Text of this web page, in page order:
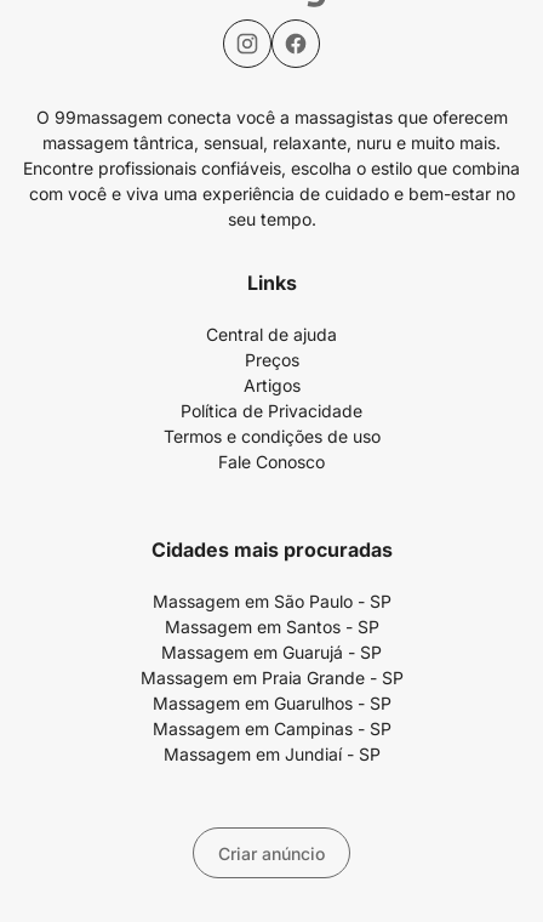
O 99massagem conecta você a massagistas que oferecem
massagem tântrica, sensual, relaxante, nuru e muito mais.
Encontre profissionais confiáveis, escolha o estilo que combina
com você e viva uma experiência de cuidado e bem-estar no
seu tempo.
Links
Central de ajuda
Preços
Artigos
Política de Privacidade
Termos e condições de uso
Fale Conosco
Cidades mais procuradas
Massagem em São Paulo - SP
Massagem em Santos - SP
Massagem em Guarujá - SP
Massagem em Praia Grande - SP
Massagem em Guarulhos - SP
Massagem em Campinas - SP
Massagem em Jundiaí - SP
Criar anúncio